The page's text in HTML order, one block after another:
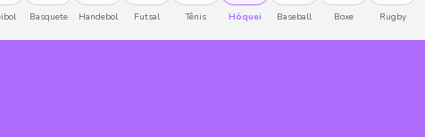
Basquete Handebol Futsal Tênis Hóquei Baseball Boxe Rugby